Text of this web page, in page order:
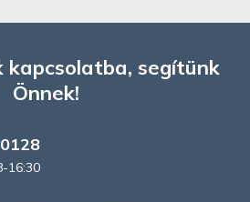
kapcsolatba, segítünk
Önnek!
16:30